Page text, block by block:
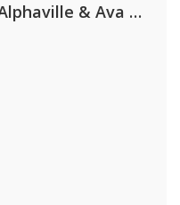
David Guetta, Alphaville & Ava Max